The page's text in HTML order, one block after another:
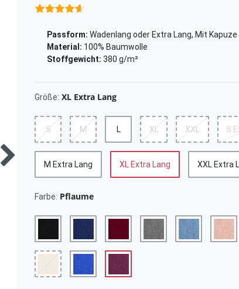
Passform: Wadenlang oder Extra Lang, Mit Kapuze
Material: 100% Baumwolle
Stoffgewicht: 380 g/m²
Größe: XL Extra Lang
S M L XL XXL S
M Extra Lang XL Extra Lang XXL Extra
Farbe: Pflaume